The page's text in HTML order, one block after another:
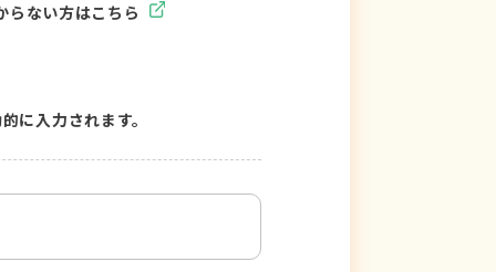
らない方はこちら
に入力されます。